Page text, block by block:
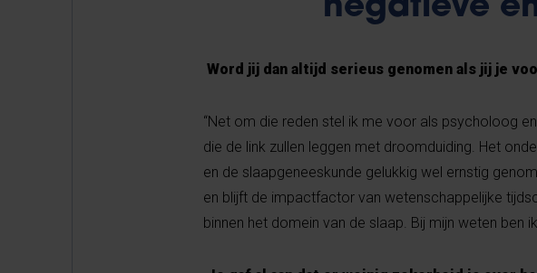
negatieve
Word jij dan altijd serieus genomen als jij je
“Net om die reden stel ik me voor als psycholoog
die de link zullen leggen met droomduiding. Het
en de slaapgeneeskunde gelukkig wel ernstig
en blijft de impactfactor van wetenschappelijke
binnen het domein van de slaap. Bij mijn weten ben